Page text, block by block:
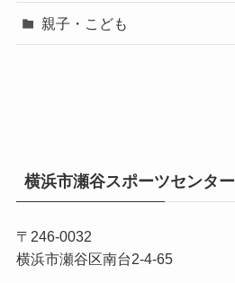
親子・こども
横浜市瀬谷スポーツセンター
〒246-0032
横浜市瀬谷区南台2-4-65